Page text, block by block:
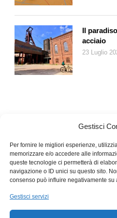
Gestisci
Per fornire le migliori esperienze,
memorizzare e/o accedere alle
queste tecnologie ci permetterà di
navigazione o ID unici su questo sito.
consenso può influire negativamente
Gestisci servizi
Il
acciaio
23 Luglio